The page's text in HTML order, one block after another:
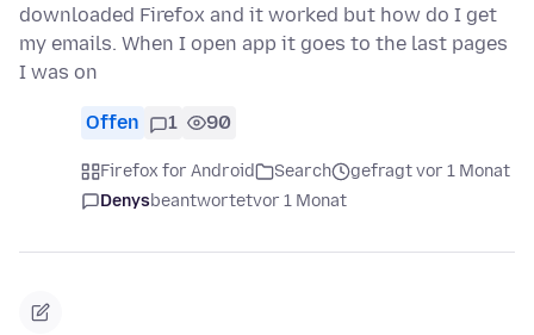
downloaded Firefox and it worked but how do I get
my emails. When I open app it goes to the last pages
I was on
Offen 1 90
Firefox for Android Search
gefragt vor 1 Monat
Denysbeantwortetvor 1 Monat